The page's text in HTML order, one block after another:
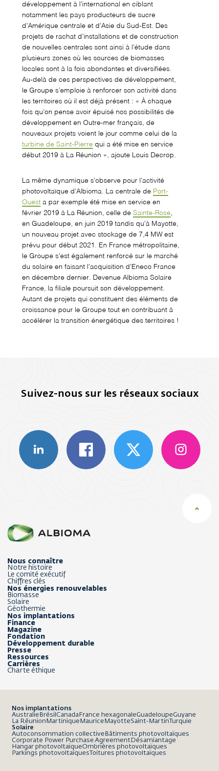
développement à l’international en ciblant
notamment les pays producteurs de sucre
d’Amérique centrale et d’Asie du Sud-Est. Des
projets de rachat d’installations et de construction
de nouvelles centrales sont ainsi à l’étude dans
plusieurs zones où les sources de biomasses
locales sont à la fois abondantes et diversifiées.
Au-delà de ces perspectives de développement,
le Groupe s’emploie à renforcer son activité dans
les territoires où il est déjà présent : « À chaque
fois qu’on pense avoir épuisé nos possibilités de
développement en Outre-mer français, de
nouveaux projets voient le jour comme celui de la
turbine de Saint-Pierre qui a été mise en service
début 2019 à La Réunion », ajoute Louis Decrop.
La même dynamique s’observe pour l’activité
photovoltaïque d’Albioma. La centrale de Port-
Ouest a par exemple été mise en service en
février 2019 à La Réunion, celle de Sainte-Rose,
en Guadeloupe, en juin 2019 tandis qu’à Mayotte,
un nouveau projet avec stockage de 7,4 MW est
prévu pour début 2021. En France métropolitaine,
le Groupe s’est également renforcé sur le marché
du solaire en faisant l’acquisition d’Eneco France
en décembre dernier. Devenue Albioma Solaire
France, la filiale poursuit son développement.
Autant de projets qui constituent des éléments de
croissance pour le Groupe tout en contribuant à
accélérer la transition énergétique des territoires !
Suivez-nous sur les réseaux sociaux
Nous connaître
Notre histoire
Le comité exécutif
Chiffres clés
Nos énergies renouvelables
Biomasse
Solaire
Géothermie
Nos implantations
Finance
Magazine
Fondation
Développement durable
Presse
Ressources
Carrières
Charte éthique
Nos implantations
Australie Brésil Canada France hexagonaleGuadeloupeGuyane
La Réunion Martinique Maurice MayotteSaint-MartinTurquie
Solaire
Autoconsommation collective Bâtiments photovoltaïques
Corporate Power Purchase Agreement Désamiantage
Hangar photovoltaïqueOmbrières photovoltaïques
Parkings photovoltaïquesToitures photovoltaïques